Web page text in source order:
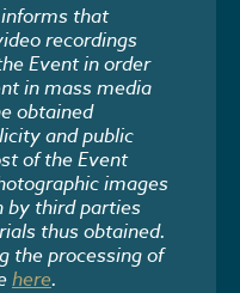
that
recordings
Event in order
in mass media
obtained
and public
of the Event
images
by third parties
thus obtained.
the processing of
here.